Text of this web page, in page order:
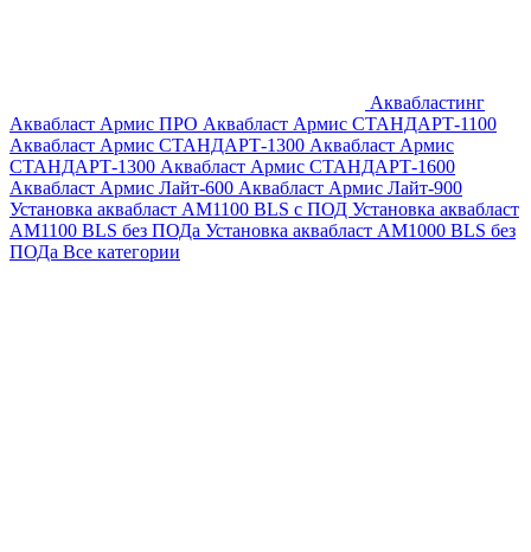
Аквабластинг
Аквабласт Армис ПРО Аквабласт Армис СТАНДАРТ-1100
Аквабласт Армис СТАНДАРТ-1300 Аквабласт Армис
СТАНДАРТ-1300 Аквабласт Армис СТАНДАРТ-1600
Аквабласт Армис Лайт-600 Аквабласт Армис Лайт-900
Установка аквабласт AM1100 BLS с ПОД Установка аквабласт
AM1100 BLS без ПОДа Установка аквабласт AM1000 BLS без
ПОДа Все категории